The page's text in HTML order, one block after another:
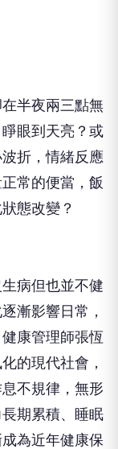
半夜兩三點無
眼到天亮？或
折，情緒反應
常的便當，飯
態改變？
病但也並不健
漸影響日常，
康管理師張恆
的現代社會，
不規律，無形
期累積、睡眠
為近年健康保